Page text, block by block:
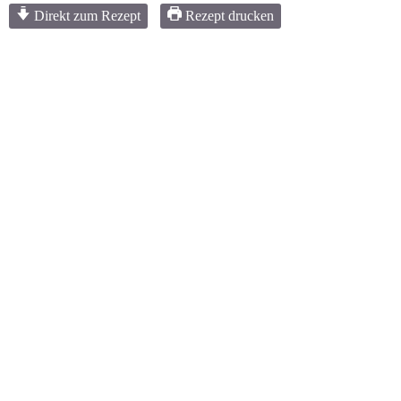
Direkt zum Rezept Rezept drucken